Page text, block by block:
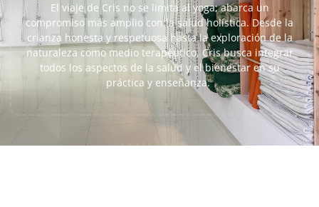
El viaje de Cris no se limita al yoga; abarca un
compromiso más amplio con la salud holística. Desde la
crianza honesta y respetuosa hasta la exploración de la
naturaleza como medio terapéutico, Cris busca integrar
todos los aspectos de la salud y el bienestar en su
práctica y enseñanza.